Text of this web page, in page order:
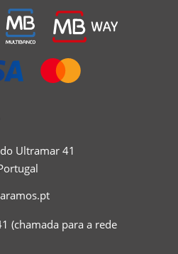
Ultramar 41
(chamada para a rede